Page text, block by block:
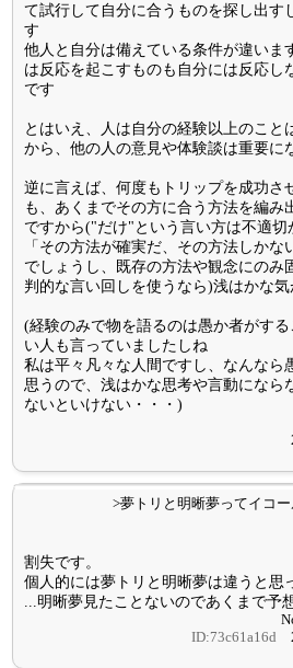
て試行して自分に合うものを探し出す
す
他人と自分は備えている条件が違いま
は反応を起こすものも自分には反応し
です
とはいえ、人は自分の経験以上のこと
から、他の人の意見や体験談は重要に
逆に言えば、何度もトリップを成功さ
も、あくまでその方に合う方法を編み
ですから("だけ"という言い方は不適切
「その方法が確実だ、その方法しかな
でしょうし、既存の方法や観念にのみ
判的な言い回しを使うなら)浅はかな気
(経験のみで物を語るのは愚か者がす
い人も言っていましたしね
私は平々凡々な人間ですし、なんなら
思うので、浅はかな思考や言動になら
ないといけない・・・)
>夢トリと明晰夢ってイコ
割失です。
個人的には夢トリと明晰夢は違うと思
...明晰夢見たことないのであくまで予
ID:73c61a16d